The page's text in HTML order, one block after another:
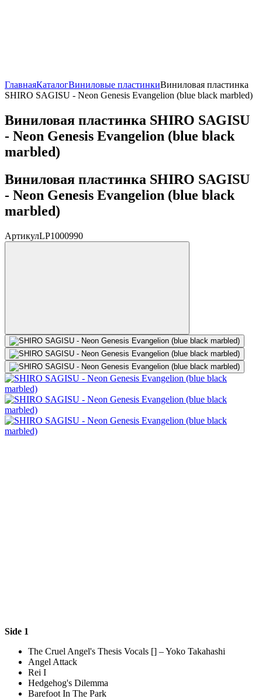
ГлавнаяКаталогВиниловые пластинкиВиниловая пластинка
SHIRO SAGISU - Neon Genesis Evangelion (blue black marbled)
Виниловая пластинка SHIRO SAGISU
- Neon Genesis Evangelion (blue black
marbled)
Виниловая пластинка SHIRO SAGISU
- Neon Genesis Evangelion (blue black
marbled)
АртикулLP1000990
Side 1
The Cruel Angel's Thesis Vocals [] – Yoko Takahashi
Angel Attack
Rei I
Hedgehog's Dilemma
Barefoot In The Park